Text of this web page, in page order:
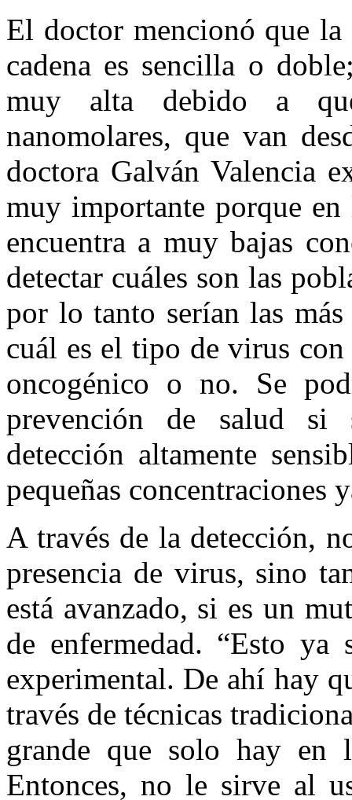
El doctor mencionó que
cadena es sencilla o
muy alta debido a
nanomolares, que van
doctora Galván Valencia
muy importante porque en
encuentra a muy bajas
detectar cuáles son las
por lo tanto serían las más
cuál es el tipo de virus
oncogénico o no. Se
prevención de salud si
detección altamente
pequeñas concentraciones
A través de la detección,
presencia de virus, sino
está avanzado, si es un
de enfermedad. “Esto
experimental. De ahí hay
través de técnicas
grande que solo hay en
Entonces, no le sirve al